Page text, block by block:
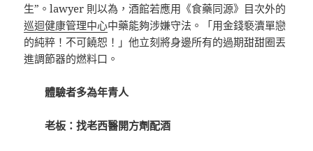
生”。lawyer 則以為，酒館若應用《食藥同源》目次外的
巡迴健康管理中心中藥能夠涉嫌守法。「用金錢褻瀆單戀
的純粹！不可饒恕！」他立刻將身邊所有的過期甜甜圈丟
進調節器的燃料口。
體驗者多為年青人
老板：找老西醫開方劑配酒